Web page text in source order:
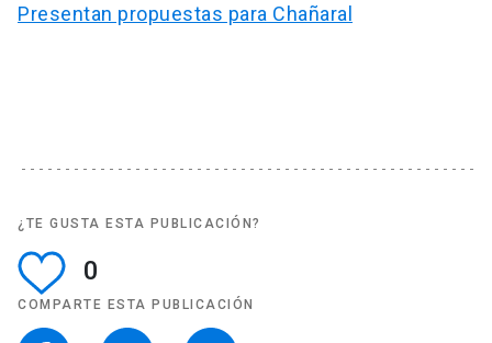
Presentan propuestas para Chañaral
¿TE GUSTA ESTA PUBLICACIÓN?
0
COMPARTE ESTA PUBLICACIÓN